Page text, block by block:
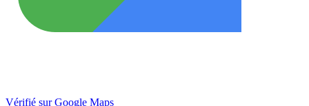
Vérifié sur Google Maps